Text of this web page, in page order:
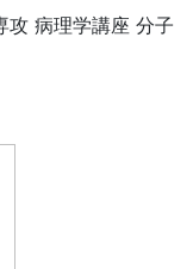
攻 病理学講座 分子